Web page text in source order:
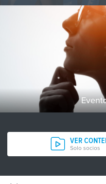
VER
Solo socios